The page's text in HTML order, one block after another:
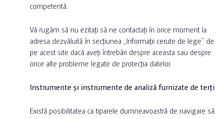
competentă.
Vă rugăm să nu ezitați să ne contactați în orice moment la
adresa dezvăluită în secțiunea „Informații cerute de lege” de
pe acest site dacă aveți întrebări despre aceasta sau despre
orice alte probleme legate de protecția datelor.
Instrumente și instrumente de analiză furnizate de terți
Există posibilitatea ca tiparele dumneavoastră de navigare să